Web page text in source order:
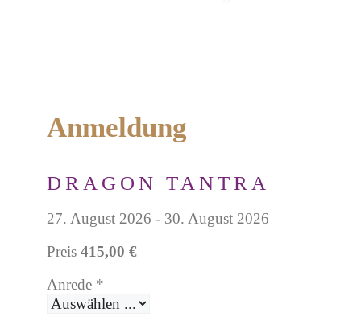
Anmeldung
DRAGON TANTRA
27. August 2026 - 30. August 2026
Preis 415,00 €
Anrede *